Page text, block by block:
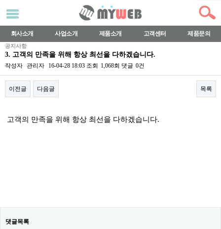
회사소개 사업소개 제품소개 고객센터 제품문의
공지사항
3. 고객의 만족을 위해 항상 최선을 다하겠습니다.
작성자 관리자 16-04-28 18:03 조회 1,068회 댓글 0건
이전글 다음글 목록
고객의 만족을 위해 항상 최선을 다하겠습니다.
댓글목록